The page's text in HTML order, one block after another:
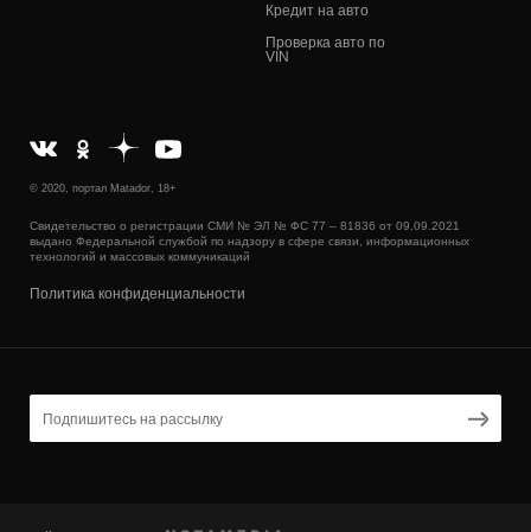
Кредит на авто
Проверка авто по
VIN
© 2020, портал Matador, 18+
Свидетельство о регистрации СМИ № ЭЛ № ФС 77 – 81836 от 09.09.2021
выдано Федеральной службой по надзору в сфере связи, информационных
технологий и массовых коммуникаций
Политика конфиденциальности